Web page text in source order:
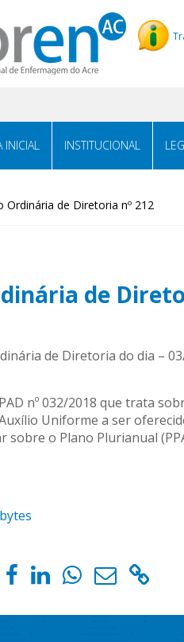
INICIAL INSTITUCIONAL
Ordinária de Diretoria nº 212
de
de Diretoria do dia –
nº 032/2018 que trata
Uniforme a ser
sobre o Plano Plurianual